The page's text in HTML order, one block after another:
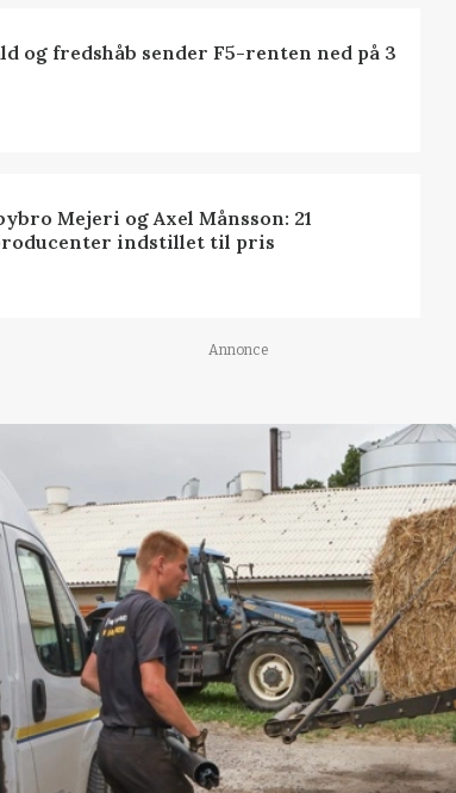
og fredshåb sender F5-renten ned på 3
Mejeri og Axel Månsson: 21
indstillet til pris
Annonce